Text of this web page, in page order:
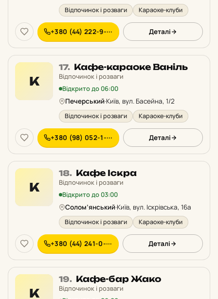
Відпочинок і розваги Караоке-клуби
+380 (44) 222-9-··· Деталі
К
17. Місце
17
у
рейтингу:
Кафе-караоке Ваніль
Відпочинок і розваги
Відкрито до 06:00
Печерський·Київ, вул. Басейна, 1/2
Відпочинок і розваги Караоке-клуби
+380 (98) 052-1-··· Деталі
К
18. Місце
18
у
рейтингу:
Кафе Іскра
Відпочинок і розваги
Відкрито до 03:00
Солом’янський·Київ, вул. Іскрівська, 16а
Відпочинок і розваги Караоке-клуби
+380 (44) 241-0-··· Деталі
К
19. Місце
19
Кафе-бар Жако
Відпочинок і розваги